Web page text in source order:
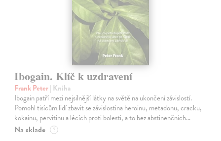
Ibogain. Klíč k uzdravení
Frank Peter| Kniha
Ibogain patří mezi nejsilnější látky na světě na ukončení závislostí.
Pomohl tisícům lidí zbavit se závislostina heroinu, metadonu, cracku,
kokainu, pervitinu a lécích proti bolesti, a to bez abstinenčních…
Na sklade ?